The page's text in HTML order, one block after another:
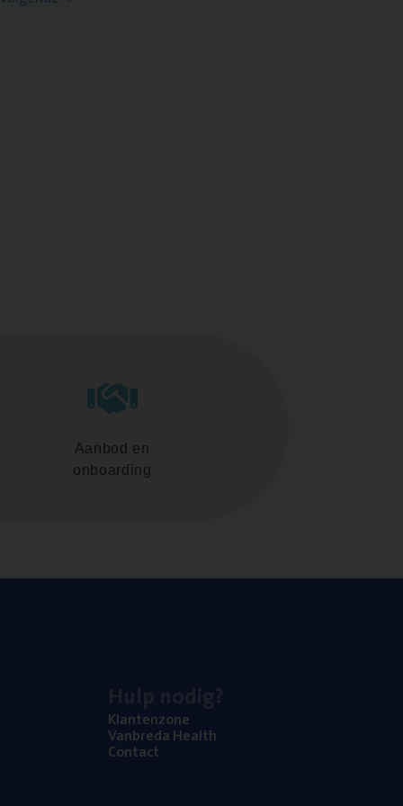
Aanbod en
onboarding
Klan­ten­zo­ne
Van­b­re­da Health
Con­tact